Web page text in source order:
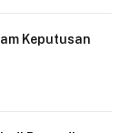
Keputusan